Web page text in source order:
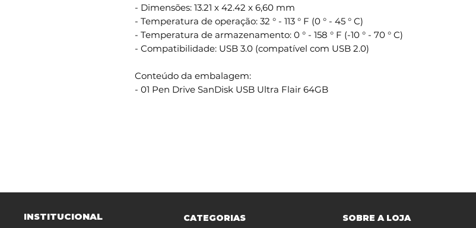
- Dimensões: 13.21 x 42.42 x 6,60 mm
- Temperatura de operação: 32 ° - 113 ° F (0 ° - 45 ° C)
- Temperatura de armazenamento: 0 ° - 158 ° F (-10 ° - 70 ° C)
- Compatibilidade: USB 3.0 (compatível com USB 2.0)
Conteúdo da embalagem:
- 01 Pen Drive SanDisk USB Ultra Flair 64GB
INSTITUCIONAL
CATEGORIAS
SOBRE A LOJA